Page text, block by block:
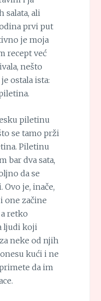
salata, ali
prvi put
je moja
recept već
nešto
ostala ista:
piletinu
se tamo prži
Piletinu
bar dva sata,
da se
je, inače,
one začine
retko
ljudi koji
neke od njih
kući i ne
da im